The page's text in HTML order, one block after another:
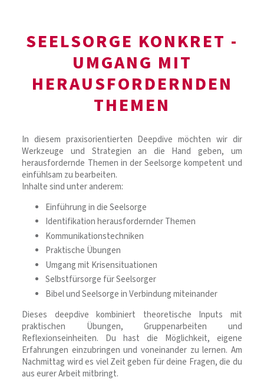
SEELSORGE KONKRET -
UMGANG MIT
HERAUSFORDERNDEN
THEMEN
In diesem praxisorientierten Deepdive möchten wir dir
Werkzeuge und Strategien an die Hand geben, um
herausfordernde Themen in der Seelsorge kompetent und
einfühlsam zu bearbeiten.
Inhalte sind unter anderem:
Einführung in die Seelsorge
Identifikation herausfordernder Themen
Kommunikationstechniken
Praktische Übungen
Umgang mit Krisensituationen
Selbstfürsorge für Seelsorger
Bibel und Seelsorge in Verbindung miteinander
Dieses deepdive kombiniert theoretische Inputs mit
praktischen Übungen, Gruppenarbeiten und
Reflexionseinheiten. Du hast die Möglichkeit, eigene
Erfahrungen einzubringen und voneinander zu lernen. Am
Nachmittag wird es viel Zeit geben für deine Fragen, die du
aus eurer Arbeit mitbringt.